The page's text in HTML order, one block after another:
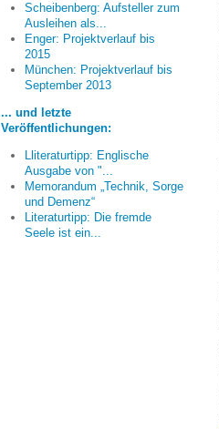
Scheibenberg: Aufsteller zum
Ausleihen als...
Enger: Projektverlauf bis
2015
München: Projektverlauf bis
September 2013
... und letzte
Veröffentlichungen:
Lliteraturtipp: Englische
Ausgabe von "...
Memorandum „Technik, Sorge
und Demenz“
Literaturtipp: Die fremde
Seele ist ein...
Je mehr Bürger/innen
geschehen.